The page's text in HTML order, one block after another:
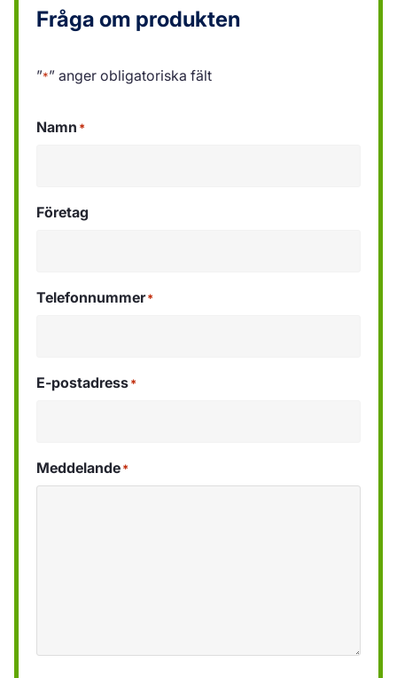
Fråga om produkten
”*” anger obligatoriska fält
Namn *
Företag
Telefonnummer*
E-postadress*
Meddelande*